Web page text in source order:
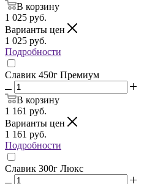
В корзину
1 025 руб.
Варианты цен
1 025 руб.
Подробности
Славик 450г Премиум
В корзину
1 161 руб.
Варианты цен
1 161 руб.
Подробности
Славик 300г Люкс